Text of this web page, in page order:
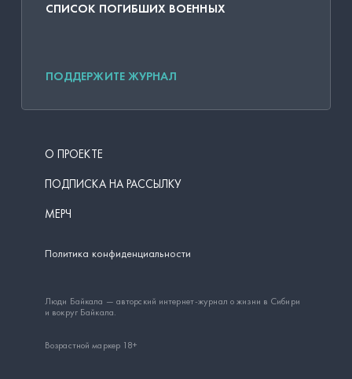
СПИСОК ПОГИБШИХ ВОЕННЫХ
ПОДДЕРЖИТЕ ЖУРНАЛ
О ПРОЕКТЕ
ПОДПИСКА НА РАССЫЛКУ
МЕРЧ
Политика конфиденциальности
Люди Байкала — авторский интернет-журнал о жизни в Сибири
и вокруг Байкала.
Возрастной маркер 18+